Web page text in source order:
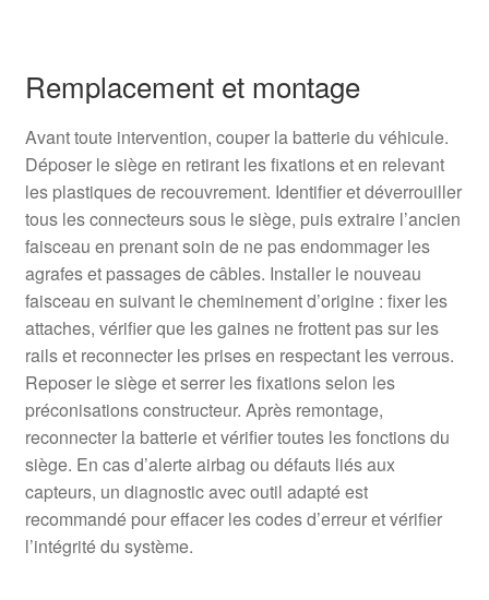
Remplacement et montage
Avant toute intervention, couper la batterie du véhicule.
Déposer le siège en retirant les fixations et en relevant
les plastiques de recouvrement. Identifier et déverrouiller
tous les connecteurs sous le siège, puis extraire l’ancien
faisceau en prenant soin de ne pas endommager les
agrafes et passages de câbles. Installer le nouveau
faisceau en suivant le cheminement d’origine : fixer les
attaches, vérifier que les gaines ne frottent pas sur les
rails et reconnecter les prises en respectant les verrous.
Reposer le siège et serrer les fixations selon les
préconisations constructeur. Après remontage,
reconnecter la batterie et vérifier toutes les fonctions du
siège. En cas d’alerte airbag ou défauts liés aux
capteurs, un diagnostic avec outil adapté est
recommandé pour effacer les codes d’erreur et vérifier
l’intégrité du système.